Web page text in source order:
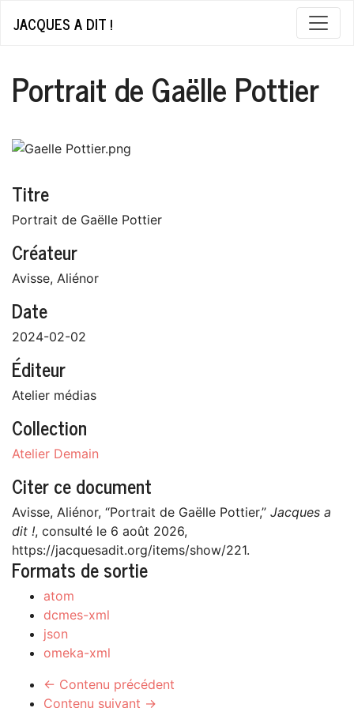
JACQUES A DIT !
Portrait de Gaëlle Pottier
Titre
Portrait de Gaëlle Pottier
Créateur
Avisse, Aliénor
Date
2024-02-02
Éditeur
Atelier médias
Collection
Atelier Demain
Citer ce document
Avisse, Aliénor, “Portrait de Gaëlle Pottier,” Jacques a
dit !, consulté le 6 août 2026,
https://jacquesadit.org/items/show/221.
Formats de sortie
atom
dcmes-xml
json
omeka-xml
← Contenu précédent
Contenu suivant →